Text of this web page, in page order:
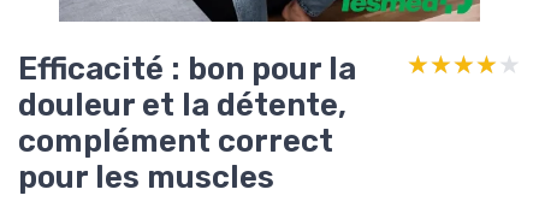
Efficacité : bon pour la
douleur et la détente,
complément correct
pour les muscles
★★★★★
★★★★★